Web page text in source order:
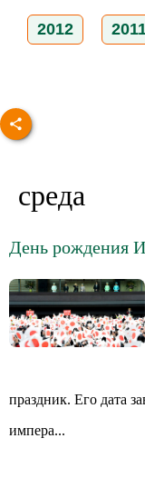
2012
среда
День рождения
праздник. Его дата
импера...